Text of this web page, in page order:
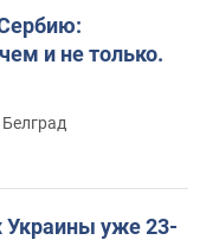
и не только.
Украины уже 23-